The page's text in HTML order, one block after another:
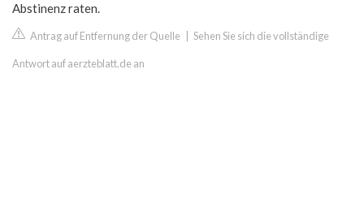
Abstinenz raten.
Antrag auf Entfernung der Quelle Sehen Sie sich die vollständige
Antwort auf aerzteblatt.de an